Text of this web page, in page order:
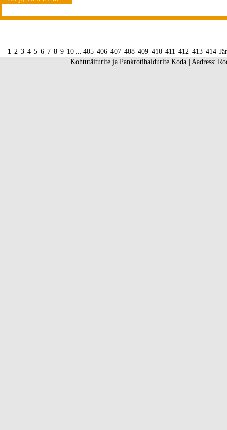
1 2 3 4 5 6 7 8 9 10 ... 405 406 407 408 409 410 411 412 413 414
Kohtutäiturite ja Pankrotihaldurite Koda | Aadress: